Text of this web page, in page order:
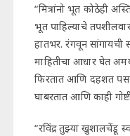
“मित्रांनो भूत कोठेही
भूत पाहिल्याचे
हातभर. रंगवून
माहितीचा आधार घेत
फिरतात आणि दहशत
घाबरतात आणि काही
“रविंद्र तुझ्या खुशालचेंडू